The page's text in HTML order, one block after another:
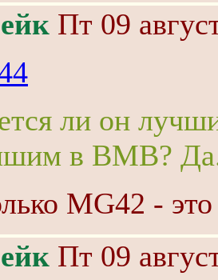
Пт 09
ли он
в ВМВ?
MG42 -
Пт 09